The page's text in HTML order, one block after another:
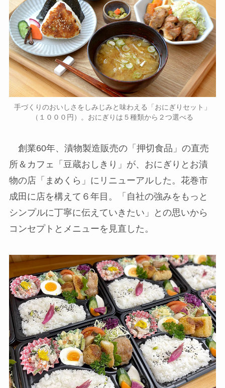
手づくりのおいしさをしみじみと味わえる「おにぎりセット」
（１０００円）。おにぎりは５種類から２つ選べる
創業60年、漬物製造販売の「押切食品」の直売
所＆カフェ「豆蔵おしきり」が、おにぎりとお漬
物の店「まめくら」にリニューアルした。花巻市
成田に店を構えて６年目。「自社の強みをもっと
シンプルに丁寧に伝えていきたい」との思いから
コンセプトとメニューを見直した。